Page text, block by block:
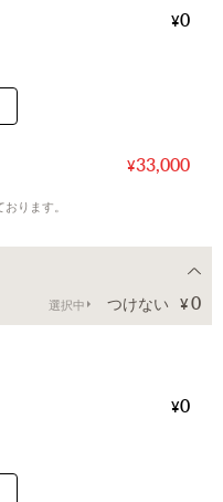
0
33,000
ります。
選択中 つけない 0
0